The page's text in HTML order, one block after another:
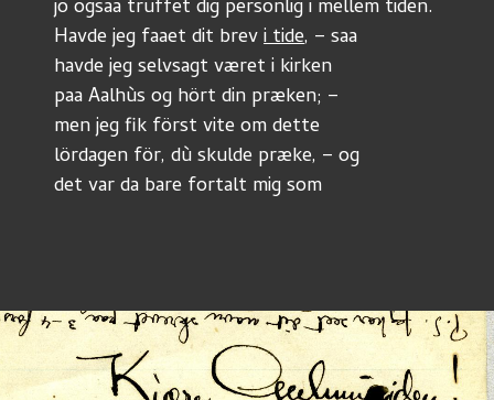
jo ogsaa truffet dig personlig i mellem tiden.
Havde jeg faaet dit brev i tide, – saa
havde jeg selvsagt været i kirken
paa Aalhùs og hört din præken; –
men jeg fik först vite om dette
lördagen för, dù skulde præke, – og
det var da bare fortalt mig som